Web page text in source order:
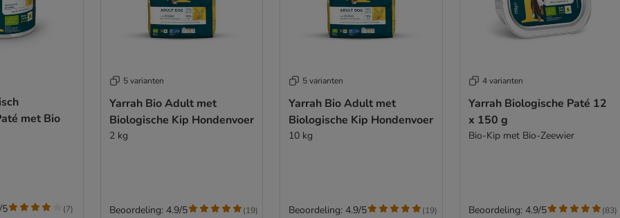
met Bio
5 (7)
5 varianten
Yarrah Bio Adult met
Biologische Kip Hondenvoer
2 kg
Beoordeling: 4.9/5 (19)
5 varianten
Yarrah Bio Adult met
Biologische Kip Hondenvoer
10 kg
Beoordeling: 4.9/5 (19)
4 varianten
Yarrah Biologische Paté 12
x 150 g
Bio-Kip met Bio-Zeewier
Beoordeling: 4.9/5 (83)